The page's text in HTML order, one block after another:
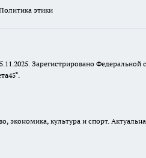
этики
Зарегистрировано
культура и спорт.